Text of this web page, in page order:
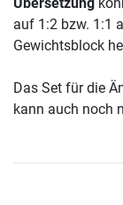
Übersetzung
auf 1:2 bzw. 1:1
Gewichtsblock
Das Set für die
kann auch noch